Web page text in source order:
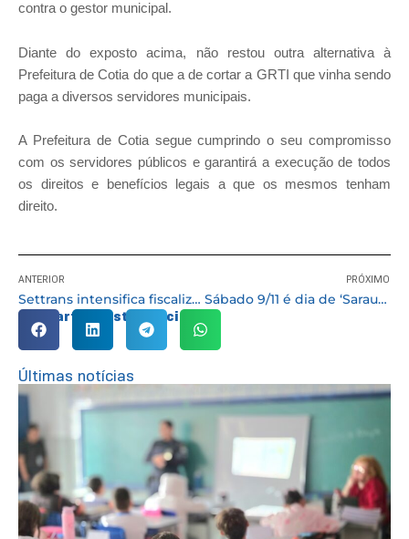
contra o gestor municipal.
Diante do exposto acima, não restou outra alternativa à
Prefeitura de Cotia do que a de cortar a GRTI que vinha sendo
paga a diversos servidores municipais.
A Prefeitura de Cotia segue cumprindo o seu compromisso
com os servidores públicos e garantirá a execução de todos
os direitos e benefícios legais a que os mesmos tenham
direito.
ANTERIOR
Settrans intensifica fiscalização do uso de vagas especiais em estabelecimentos privados
PRÓXIMO
Sábado 9/11 é dia de ‘Sarau na Biblioteca’ com microfone aberto
Compartilhe esta notícia:
Últimas notícias